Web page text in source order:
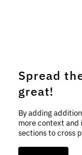
Spread
great!
By adding
more context and
sections to cross